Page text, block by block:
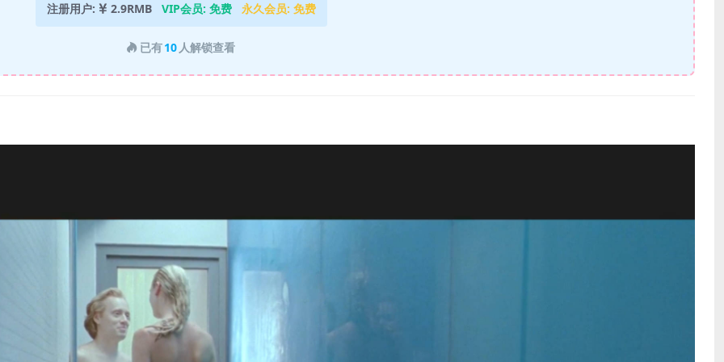
注册用户: 2.9RMB VIP会员: 免费 永久会员: 免费
已有10 人解锁查看